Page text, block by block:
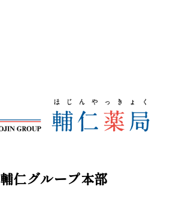
輔仁グループ本部